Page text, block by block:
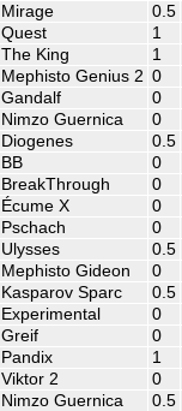
Mirage
0.5
Quest
1
The King
1
Mephisto Genius 2 0
Gandalf
0
Nimzo Guernica
0
Diogenes
0.5
BB
0
BreakThrough
0
Écume X
0
Pschach
0
Ulysses
0.5
Mephisto Gideon
0
Kasparov Sparc
0.5
Experimental
0
Greif
0
Pandix
1
Viktor 2
0
Nimzo Guernica
0.5